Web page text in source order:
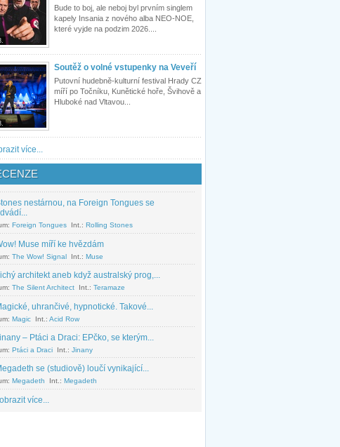
Bude to boj, ale neboj byl prvním singlem
kapely Insania z nového alba NEO-NOE,
které vyjde na podzim 2026....
Soutěž o volné vstupenky na Veveří
Putovní hudebně-kulturní festival Hrady CZ
míří po Točníku, Kunětické hoře, Švihově a
Hluboké nad Vltavou...
více...
nestárnou, na Foreign Tongues se
Foreign Tongues Int.: Rolling Stones
Muse míří ke hvězdám
The Wow! Signal Int.: Muse
architekt aneb když australský prog,...
The Silent Architect Int.: Teramaze
uhrančivé, hypnotické. Takové...
Magic Int.: Acid Row
– Ptáci a Draci: EPčko, se kterým...
Ptáci a Draci Int.: Jinany
se (studiově) loučí vynikající...
Megadeth Int.: Megadeth
více...